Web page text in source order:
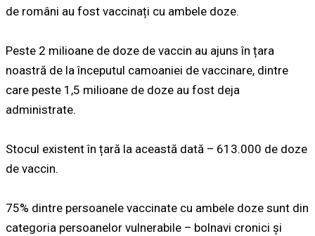
de români au fost vaccinați cu ambele doze.
Peste 2 milioane de doze de vaccin au ajuns în țara
noastră de la începutul camoaniei de vaccinare, dintre
care peste 1,5 milioane de doze au fost deja
administrate.
Stocul existent în țară la această dată – 613.000 de doze
de vaccin.
75% dintre persoanele vaccinate cu ambele doze sunt din
categoria persoanelor vulnerabile – bolnavi cronici și